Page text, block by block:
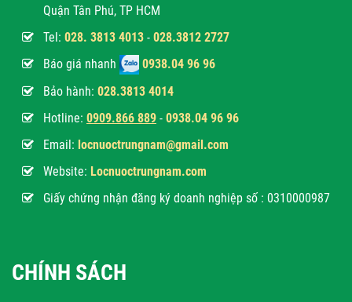
Quận Tân Phú, TP HCM
Tel: 028. 3813 4013 - 028.3812 2727
Báo giá nhanh
0938.04 96 96
Bảo hành: 028.3813 4014
Hotline: 0909.866 889 - 0938.04 96 96
Email: locnuoctrungnam@gmail.com
Website: Locnuoctrungnam.com
Giấy chứng nhận đăng ký doanh nghiệp số : 0310000987
CHÍNH SÁCH